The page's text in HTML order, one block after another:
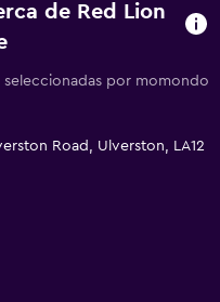
de Red Lion
por momondo
Road, Ulverston, LA12